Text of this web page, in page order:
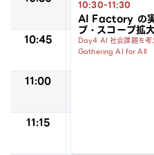
10:45
11:00
11:15
10:30-11:30
AI Factory の実
プ・スコープ拡
Day4 AI 社会課題を考
Gathering AI for All